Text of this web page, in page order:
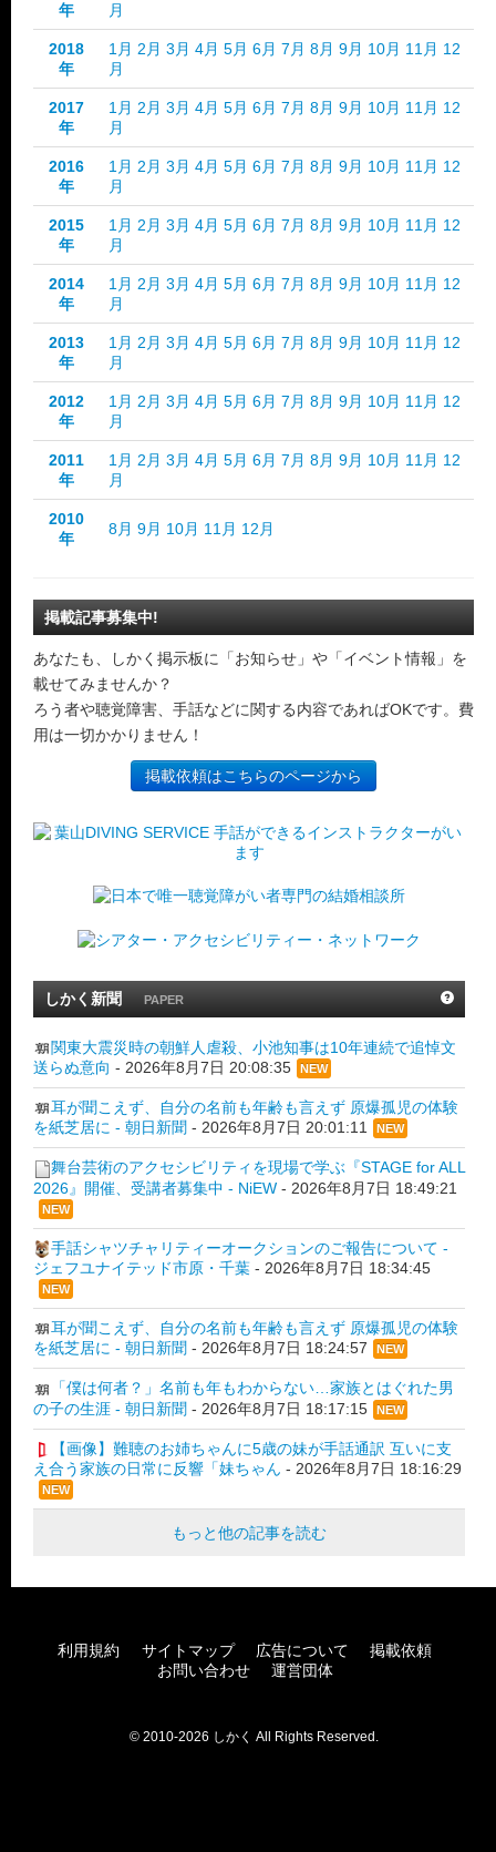
年
月
2018
年
1月 2月 3月 4月 5月 6月 7月 8月 9月 10月 11月 12
月
2017
年
1月 2月 3月 4月 5月 6月 7月 8月 9月 10月 11月 12
月
2016
年
1月 2月 3月 4月 5月 6月 7月 8月 9月 10月 11月 12
月
2015
年
1月 2月 3月 4月 5月 6月 7月 8月 9月 10月 11月 12
月
2014
年
1月 2月 3月 4月 5月 6月 7月 8月 9月 10月 11月 12
月
2013
年
1月 2月 3月 4月 5月 6月 7月 8月 9月 10月 11月 12
月
2012
年
1月 2月 3月 4月 5月 6月 7月 8月 9月 10月 11月 12
月
2011
年
1月 2月 3月 4月 5月 6月 7月 8月 9月 10月 11月 12
月
2010
年
8月 9月 10月 11月 12月
掲載記事募集中!
あなたも、しかく掲示板に「お知らせ」や「イベント情報」を
載せてみませんか？
ろう者や聴覚障害、手話などに関する内容であればOKです。費
用は一切かかりません！
掲載依頼はこちらのページから
しかく新聞 PAPER
関東大震災時の朝鮮人虐殺、小池知事は10年連続で追悼文
送らぬ意向 - 2026年8月7日 20:08:35 NEW
耳が聞こえず、自分の名前も年齢も言えず 原爆孤児の体験
を紙芝居に - 朝日新聞 - 2026年8月7日 20:01:11 NEW
舞台芸術のアクセシビリティを現場で学ぶ『STAGE for ALL
2026』開催、受講者募集中 - NiEW - 2026年8月7日 18:49:21
NEW
手話シャツチャリティーオークションのご報告について -
ジェフユナイテッド市原・千葉 - 2026年8月7日 18:34:45
NEW
耳が聞こえず、自分の名前も年齢も言えず 原爆孤児の体験
を紙芝居に - 朝日新聞 - 2026年8月7日 18:24:57 NEW
「僕は何者？」名前も年もわからない…家族とはぐれた男
の子の生涯 - 朝日新聞 - 2026年8月7日 18:17:15 NEW
【画像】難聴のお姉ちゃんに5歳の妹が手話通訳 互いに支
え合う家族の日常に反響「妹ちゃん - 2026年8月7日 18:16:29
NEW
もっと他の記事を読む
利用規約 サイトマップ 広告について
掲載依頼
お問い合わせ
運営団体
© 2010-2026 しかく All Rights Reserved.